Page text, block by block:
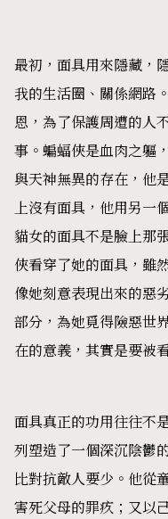
最初，面具用來隱藏，
我的生活圈、關係網路
恩，為了保護周遭的人
事。蝙蝠俠是血肉之軀
與天神無異的存在，他
上沒有面具，他用另一
貓女的面具不是臉上那
俠看穿了她的面具，雖
像她刻意表現出來的惡
部分，為她覓得險惡世
在的意義，其實是要被
面具真正的功用往往不
列塑造了一個深沉陰鬱
比對抗敵人要少。他從
害死父母的罪疚；又以